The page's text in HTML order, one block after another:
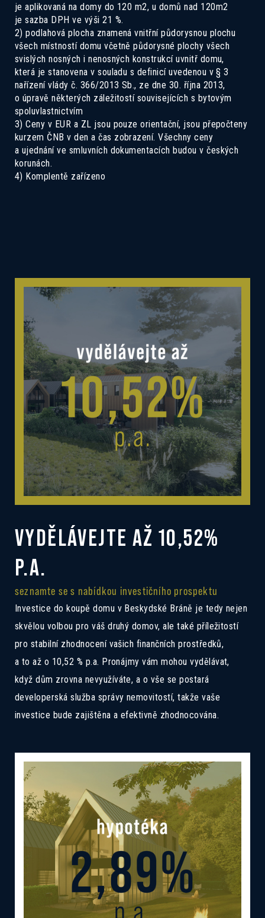
je aplikovaná na domy do 120 m2, u domů nad 120m2
je sazba DPH ve výši 21 %.
2) podlahová plocha znamená vnitřní půdorysnou plochu
všech místností domu včetně půdorysné plochy všech
svislých nosných i nenosných konstrukcí uvnitř domu,
která je stanovena v souladu s definicí uvedenou v § 3
nařízení vlády č. 366/2013 Sb., ze dne 30. října 2013,
o úpravě některých záležitostí souvisejících s bytovým
spoluvlastnictvím
3) Ceny v EUR a ZL jsou pouze orientační, jsou přepočteny
kurzem ČNB v den a čas zobrazení. Všechny ceny
a ujednání ve smluvních dokumentacích budou v českých
korunách.
4) Komplentě zařízeno
VYDĚLÁVEJTE AŽ 10,52%
P.A.
seznamte se s nabídkou investičního prospektu
Investice do koupě domu v Beskydské Bráně je tedy nejen
skvělou volbou pro váš druhý domov, ale také příležitostí
pro stabilní zhodnocení vašich finančních prostředků,
a to až o 10,52 % p.a. Pronájmy vám mohou vydělávat,
když dům zrovna nevyužíváte, a o vše se postará
developerská služba správy nemovitostí, takže vaše
investice bude zajištěna a efektivně zhodnocována.
Souhlas se zpracováním osobních
možnostmi.
Souhlasím se zasíláním informací
osobních údajů